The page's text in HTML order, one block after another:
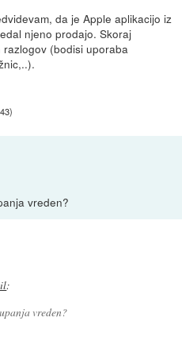
da je Apple aplikacijo iz
njeno prodajo. Skoraj
(bodisi uporaba
)
vreden?
:
vreden?